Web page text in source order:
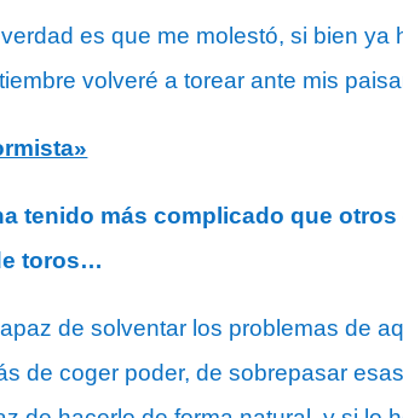
es que me molestó, si bien
volveré a torear ante mis
tenido más complicado que
toros…
de solventar los problemas de
de coger poder, de sobrepasar